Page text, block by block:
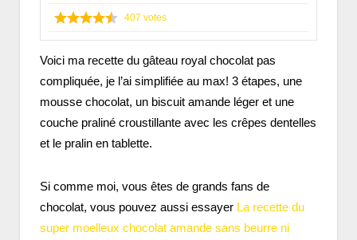
407 votes
Voici ma recette du gâteau royal chocolat pas
compliquée, je l’ai simplifiée au max! 3 étapes, une
mousse chocolat, un biscuit amande léger et une
couche praliné croustillante avec les crêpes dentelles
et le pralin en tablette.
Si comme moi, vous êtes de grands fans de
chocolat, vous pouvez aussi essayer La recette du
super moelleux chocolat amande sans beurre ni